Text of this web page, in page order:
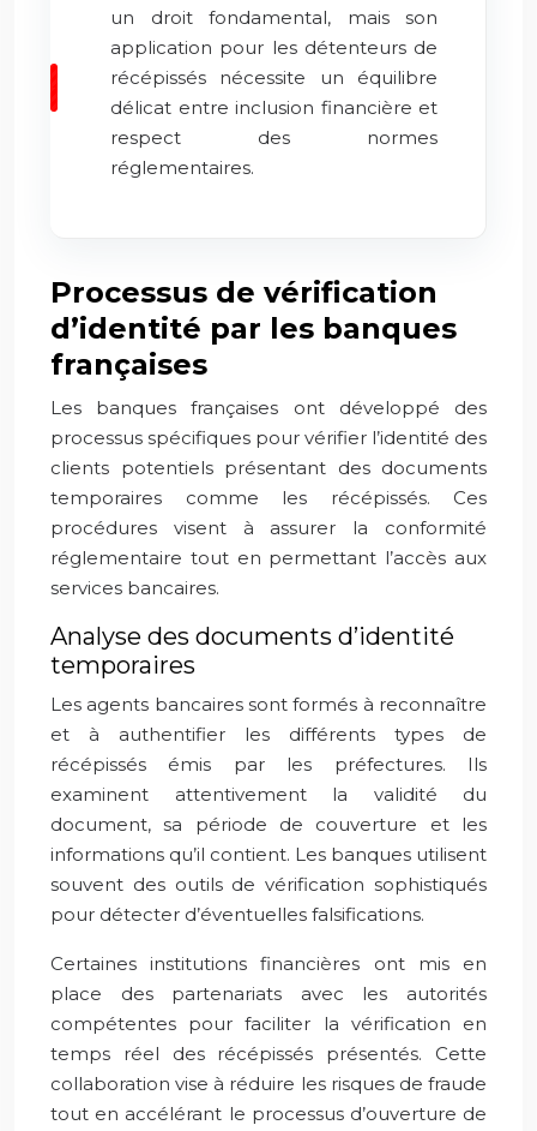
un droit fondamental, mais son
application pour les détenteurs de
récépissés nécessite un équilibre
délicat entre inclusion financière et
respect des normes
réglementaires.
Processus de vérification
d’identité par les banques
françaises
Les banques françaises ont développé des
processus spécifiques pour vérifier l’identité des
clients potentiels présentant des documents
temporaires comme les récépissés. Ces
procédures visent à assurer la conformité
réglementaire tout en permettant l’accès aux
services bancaires.
Analyse des documents d’identité
temporaires
Les agents bancaires sont formés à reconnaître
et à authentifier les différents types de
récépissés émis par les préfectures. Ils
examinent attentivement la validité du
document, sa période de couverture et les
informations qu’il contient. Les banques utilisent
souvent des outils de vérification sophistiqués
pour détecter d’éventuelles falsifications.
Certaines institutions financières ont mis en
place des partenariats avec les autorités
compétentes pour faciliter la vérification en
temps réel des récépissés présentés. Cette
collaboration vise à réduire les risques de fraude
tout en accélérant le processus d’ouverture de